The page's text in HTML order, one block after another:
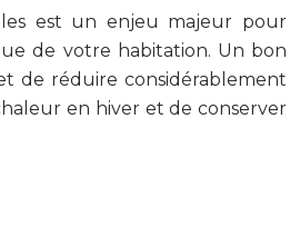
est un enjeu majeur pour
de votre habitation. Un bon
de réduire considérablement
en hiver et de conserver